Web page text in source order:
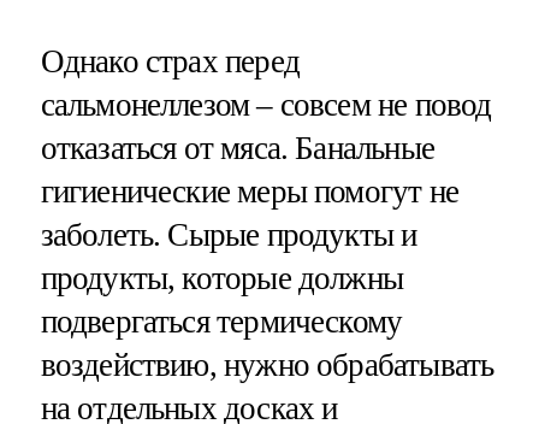
Однако страх перед
сальмонеллезом – совсем не повод
отказаться от мяса. Банальные
гигиенические меры помогут не
заболеть. Сырые продукты и
продукты, которые должны
подвергаться термическому
воздействию, нужно обрабатывать
на отдельных досках и